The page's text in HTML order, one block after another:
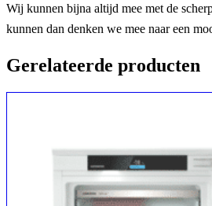
Wij kunnen bijna altijd mee met de
kunnen dan denken we mee naar een
Gerelateerde producten